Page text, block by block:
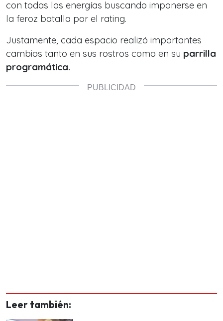
con todas las energías buscando imponerse en
la feroz batalla por el rating.
Justamente, cada espacio realizó importantes
cambios tanto en sus rostros como en su parrilla
programática.
Leer también: